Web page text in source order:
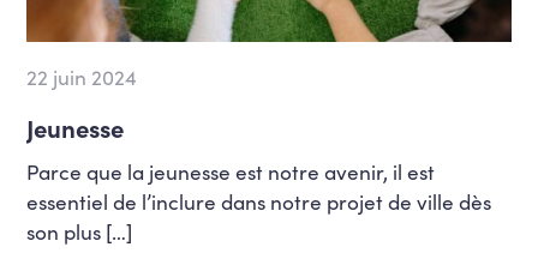
22 juin 2024
Jeunesse
Parce que la jeunesse est notre avenir, il est
essentiel de l’inclure dans notre projet de ville dès
son plus […]